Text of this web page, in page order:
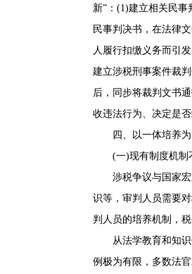
新”：(1)建立相关民
民事判决书，在法律
人履行扣缴义务而引
建立涉税刑事案件裁
后，同步将裁判文书
收违法行为、决定是
四、以一体培养为
(一)现有制度机制
涉税争议与国家宏
识等，审判人员需要
判人员的培养机制，
从法学教育和知识
例极为有限，多数法